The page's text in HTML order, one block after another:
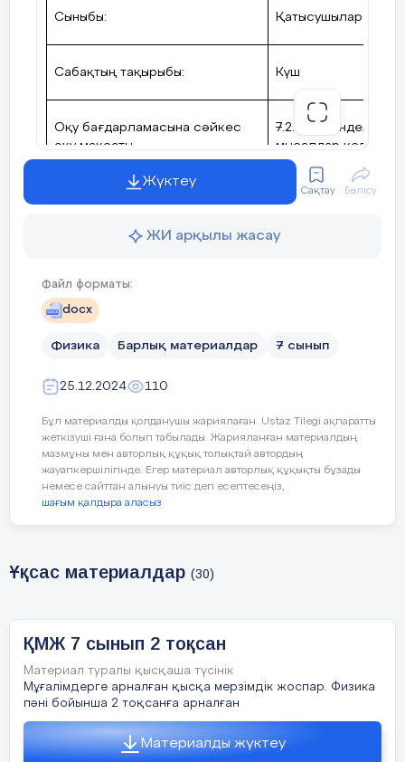
Сыныбы: Қатысушылар саны:
Сабақтың тақырыбы: Күш
Оқу бағдарламасына сәйкес
оқу мақсаты
7.2.2.2 – күнделікті
мысалдар келтіру
Құндылықтарға баулу
Бірлік және
Жасампаздық
құралдармен
Уақыты
Сабақтың
Ұйымдастыру кезеңі
Жүктеу
Сақтау Бөлісу
ЖИ арқылы жасау
Файл форматы:
docx
Физика Барлық материалдар 7 сынып
25.12.2024 110
Бұл материалды қолданушы жариялаған. Ustaz Tilegi ақпаратты
жеткізуші ғана болып табылады. Жарияланған материалдың
мазмұны мен авторлық құқық толықтай автордың
жауапкершілігінде. Егер материал авторлық құқықты бұзады
немесе сайттан алынуы тиіс деп есептесеңіз,
шағым қалдыра аласыз
Ұқсас материалдар (30)
ҚМЖ 7 сынып 2 тоқсан
Материал туралы қысқаша түсінік
Мұғалімдерге арналған қысқа мерзімдік жоспар. Физика
пәні бойынша 2 тоқсанға арналған
Материалды жүктеу